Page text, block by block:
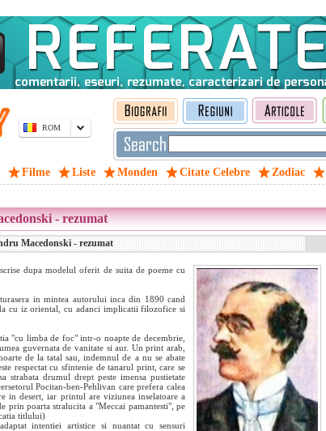
ROM
Filme Liste Monden Citate Celebre Zodiac
- rezumat
Macedonski - rezumat
dupa modelul oferit de suita de poeme cu
in mintea autorului inca din 1890 cand
cu iz oriental, cu adanci implicatii filozofice si
"cu limba de foc" intr-o noapte de decembrie,
guvernata de vanitate si aur. Un print arab,
de la tatal sau, indemnul de a nu se abate
respectat cu sfintenie de tanarul print, care se
strabata drumul drept peste imensa pustietate
Pocitan-ben-Pehlivan care prefera calea
in desert, iar printul are viziunea inselatoare a
prin poarta stralucita a "Meccai pamantesti", pe
titlului)
intentiei artistice si nuantat cu sensuri